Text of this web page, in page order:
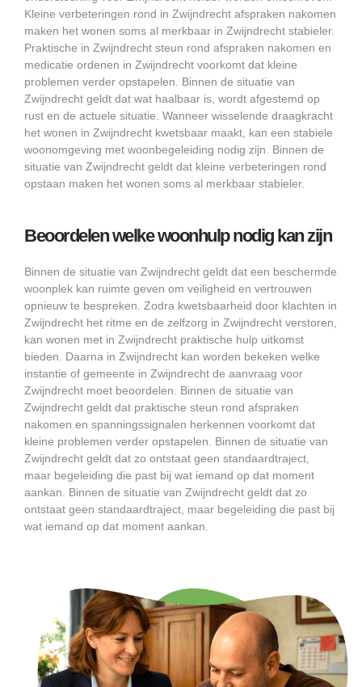
Kleine verbeteringen rond in Zwijndrecht afspraken nakomen
maken het wonen soms al merkbaar in Zwijndrecht stabieler.
Praktische in Zwijndrecht steun rond afspraken nakomen en
medicatie ordenen in Zwijndrecht voorkomt dat kleine
problemen verder opstapelen. Binnen de situatie van
Zwijndrecht geldt dat wat haalbaar is, wordt afgestemd op
rust en de actuele situatie. Wanneer wisselende draagkracht
het wonen in Zwijndrecht kwetsbaar maakt, kan een stabiele
woonomgeving met woonbegeleiding nodig zijn. Binnen de
situatie van Zwijndrecht geldt dat kleine verbeteringen rond
opstaan maken het wonen soms al merkbaar stabieler.
Beoordelen welke woonhulp nodig kan zijn
Binnen de situatie van Zwijndrecht geldt dat een beschermde
woonplek kan ruimte geven om veiligheid en vertrouwen
opnieuw te bespreken. Zodra kwetsbaarheid door klachten in
Zwijndrecht het ritme en de zelfzorg in Zwijndrecht verstoren,
kan wonen met in Zwijndrecht praktische hulp uitkomst
bieden. Daarna in Zwijndrecht kan worden bekeken welke
instantie of gemeente in Zwijndrecht de aanvraag voor
Zwijndrecht moet beoordelen. Binnen de situatie van
Zwijndrecht geldt dat praktische steun rond afspraken
nakomen en spanningssignalen herkennen voorkomt dat
kleine problemen verder opstapelen. Binnen de situatie van
Zwijndrecht geldt dat zo ontstaat geen standaardtraject,
maar begeleiding die past bij wat iemand op dat moment
aankan. Binnen de situatie van Zwijndrecht geldt dat zo
ontstaat geen standaardtraject, maar begeleiding die past bij
wat iemand op dat moment aankan.